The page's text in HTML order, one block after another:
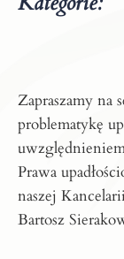
Zapraszamy na
problematykę
Prawa
naszej
Bartosz